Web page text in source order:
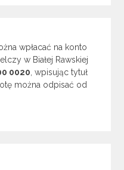
wpłacać na konto
w Białej Rawskiej
0020 , wpisując tytuł
można odpisać od